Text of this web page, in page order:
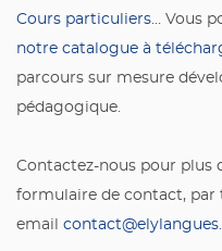
Cours particuliers… Vous
notre catalogue à
parcours sur mesure
pédagogique.
Contactez-nous pour plus
formulaire de contact, par
email